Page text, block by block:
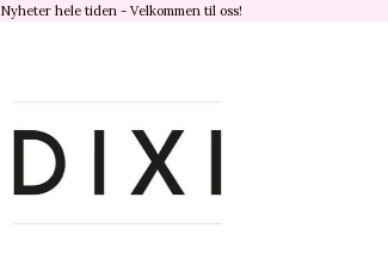
Nyheter hele tiden - Velkommen til oss!